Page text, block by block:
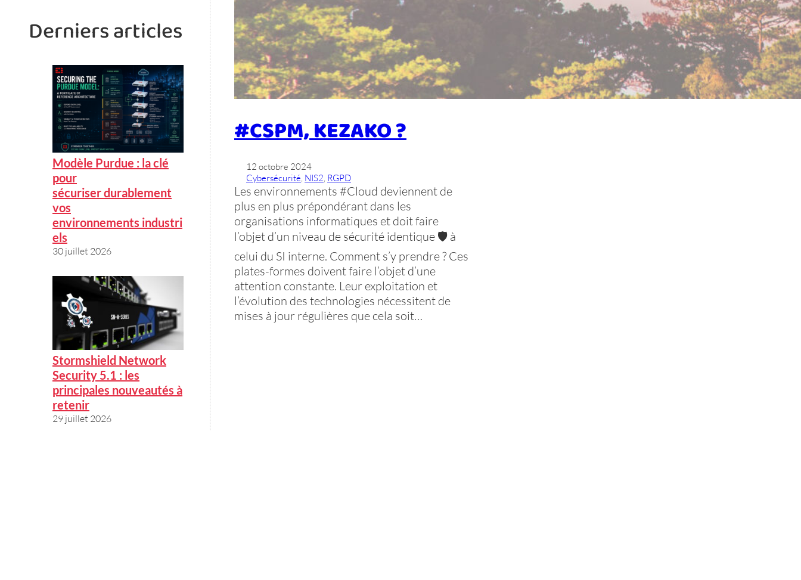
Derniers articles
Modèle Purdue : la clé
pour
sécuriser durablement
vos
environnements industri
els
30 juillet 2026
Stormshield Network
Security 5.1 : les
principales nouveautés à
retenir
29 juillet 2026
#CSPM, KEZAKO ?
12 octobre 2024
Cybersécurité NIS2 RGPD
Les environnements #Cloud deviennent de
plus en plus prépondérant dans les
organisations informatiques et doit faire
l’objet d’un niveau de sécurité identique 🛡️ à
celui du SI interne. Comment s’y prendre ? Ces
plates-formes doivent faire l’objet d’une
attention constante. Leur exploitation et
l’évolution des technologies nécessitent de
mises à jour régulières que cela soit…